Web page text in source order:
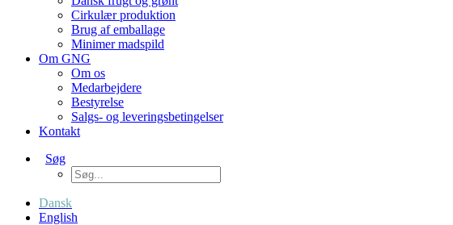
Cirkulær produktion
Brug af emballage
Minimer madspild
Om GNG
Om os
Medarbejdere
Bestyrelse
Salgs- og leveringsbetingelser
Kontakt
Søg
Dansk
English